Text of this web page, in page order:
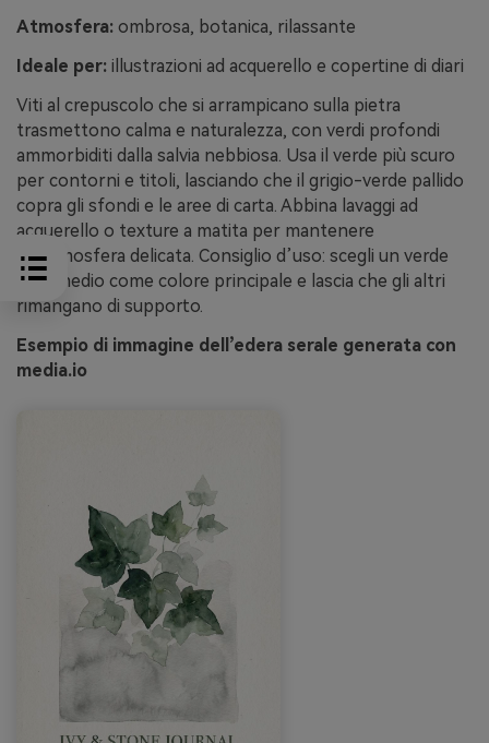
Atmosfera: ombrosa, botanica, rilassante
Ideale per: illustrazioni ad acquerello e copertine di diari
Viti al crepuscolo che si arrampicano sulla pietra
trasmettono calma e naturalezza, con verdi profondi
ammorbiditi dalla salvia nebbiosa. Usa il verde più scuro
per contorni e titoli, lasciando che il grigio-verde pallido
copra gli sfondi e le aree di carta. Abbina lavaggi ad
acquerello o texture a matita per mantenere
un’atmosfera delicata. Consiglio d’uso: scegli un verde
intermedio come colore principale e lascia che gli altri
rimangano di supporto.
Esempio di immagine dell’edera serale generata con
media.io